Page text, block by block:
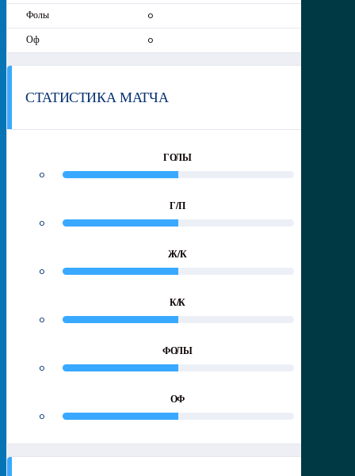
0
0
СТАТИСТИКА МАТЧА
ГОЛЫ
0
Г/П
0
Ж/К
0
К/К
0
ФОЛЫ
0
ОФ
0